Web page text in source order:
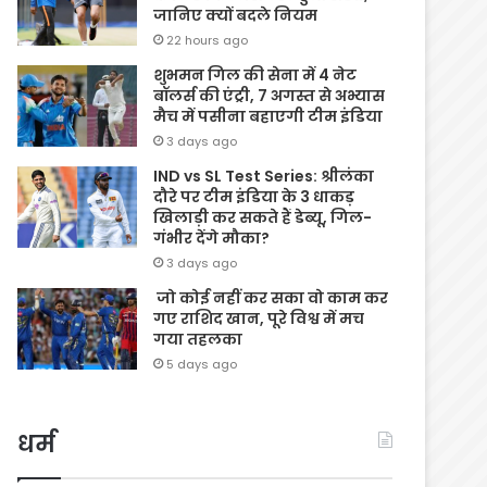
जानिए क्यों बदले नियम
22 hours ago
शुभमन गिल की सेना में 4 नेट
बॉलर्स की एंट्री, 7 अगस्त से अभ्यास
मैच में पसीना बहाएगी टीम इंडिया
3 days ago
IND vs SL Test Series: श्रीलंका
दौरे पर टीम इंडिया के 3 धाकड़
खिलाड़ी कर सकते हैं डेब्यू, गिल-
गंभीर देंगे मौका?
3 days ago
जो कोई नहीं कर सका वो काम कर
गए राशिद खान, पूरे विश्व में मच
गया तहलका
5 days ago
धर्म